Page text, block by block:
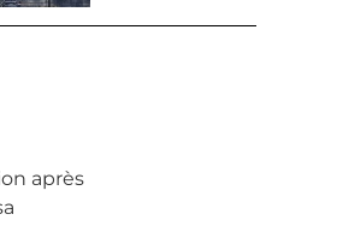
après